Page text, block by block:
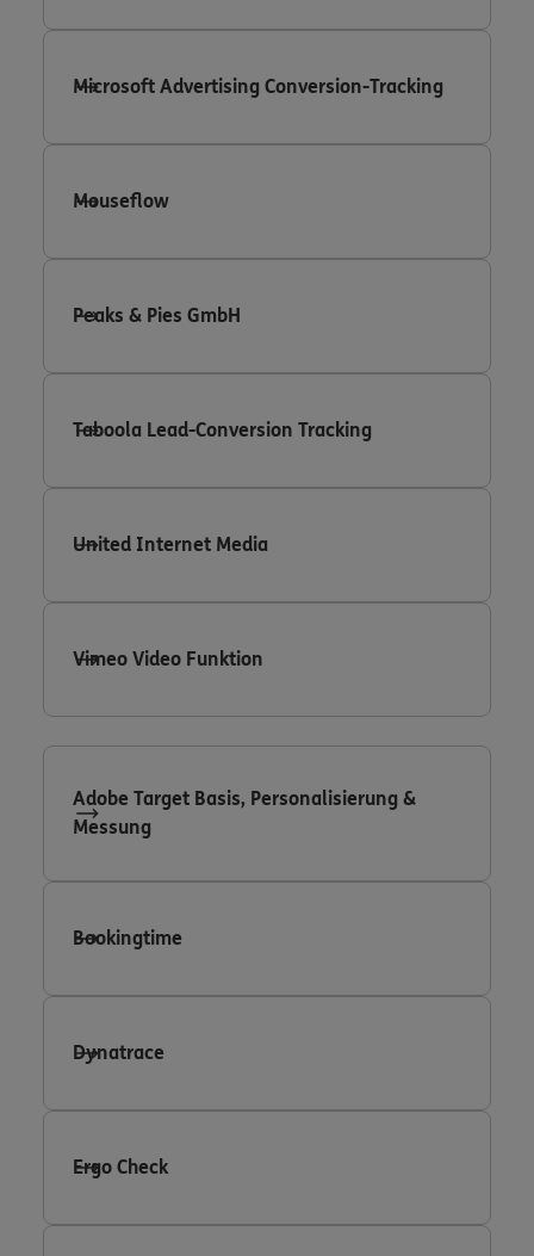
Microsoft Advertising Conversion-Tracking
Mouseflow
Peaks & Pies GmbH
Taboola Lead-Conversion Tracking
United Internet Media
Vimeo Video Funktion
Adobe Target Basis, Personalisierung &
Messung
Bookingtime
Dynatrace
Ergo Check